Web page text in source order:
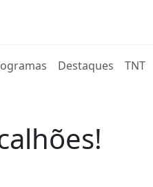
Destaques TNT